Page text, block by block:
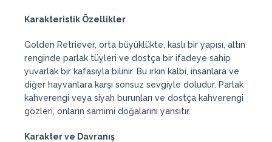
Karakteristik Özellikler
Golden Retriever, orta büyüklükte, kaslı bir yapısı, altın
renginde parlak tüyleri ve dostça bir ifadeye sahip
yuvarlak bir kafasıyla bilinir. Bu ırkın kalbi, insanlara ve
diğer hayvanlara karşı sonsuz sevgiyle doludur. Parlak
kahverengi veya siyah burunları ve dostça kahverengi
gözleri, onların samimi doğalarını yansıtır.
Karakter ve Davranış